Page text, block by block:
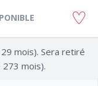
mois). Sera retiré
mois).